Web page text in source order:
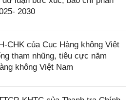
2030
CHK của Cục Hàng không Việt
tham nhũng, tiêu cực năm
không Việt Nam